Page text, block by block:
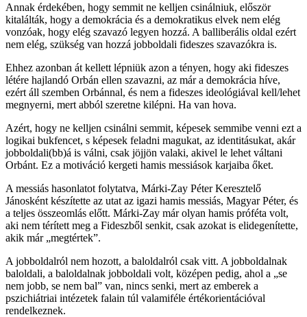
Annak érdekében, hogy semmit ne kelljen csinálniuk, először
kitalálták, hogy a demokrácia és a demokratikus elvek nem elég
vonzóak, hogy elég szavazó legyen hozzá. A balliberális oldal ezért
nem elég, szükség van hozzá jobboldali fideszes szavazókra is.
Ehhez azonban át kellett lépniük azon a tényen, hogy aki fideszes
létére hajlandó Orbán ellen szavazni, az már a demokrácia híve,
ezért áll szemben Orbánnal, és nem a fideszes ideológiával kell/lehet
megnyerni, mert abból szeretne kilépni. Ha van hova.
Azért, hogy ne kelljen csinálni semmit, képesek semmibe venni ezt a
logikai bukfencet, s képesek feladni magukat, az identitásukat, akár
jobboldali(bb)á is válni, csak jöjjön valaki, akivel le lehet váltani
Orbánt. Ez a motiváció kergeti hamis messiások karjaiba őket.
A messiás hasonlatot folytatva, Márki-Zay Péter Keresztelő
Jánosként készítette az utat az igazi hamis messiás, Magyar Péter, és
a teljes összeomlás előtt. Márki-Zay már olyan hamis próféta volt,
aki nem térített meg a Fideszből senkit, csak azokat is elidegenítette,
akik már „megtértek”.
A jobboldalról nem hozott, a baloldalról csak vitt. A jobboldalnak
baloldali, a baloldalnak jobboldali volt, középen pedig, ahol a „se
nem jobb, se nem bal” van, nincs senki, mert az emberek a
pszichiátriai intézetek falain túl valamiféle értékorientációval
rendelkeznek.